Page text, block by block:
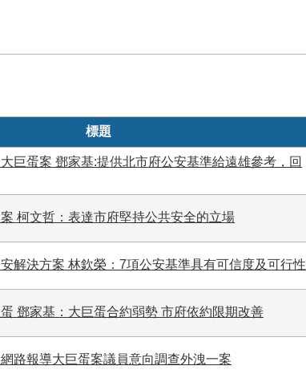
標題
巨蛋案 鄧家基:提供北市府公安基準給遠雄參考，回
柯文哲：表達市府堅持公共安全的立場
解決方案 林欽榮：7項公安基準具有可信度及可行性
鄧家基：大巨蛋合約弱勢 市府依約限期改善
路報導大巨蛋案議員意向調查外洩一案